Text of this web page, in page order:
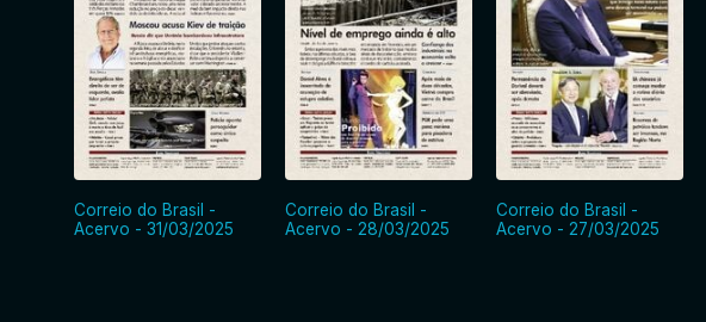
Correio do Brasil -
Acervo - 31/03/2025
Correio do Brasil -
Acervo - 28/03/2025
Correio do Brasil -
Acervo - 27/03/2025